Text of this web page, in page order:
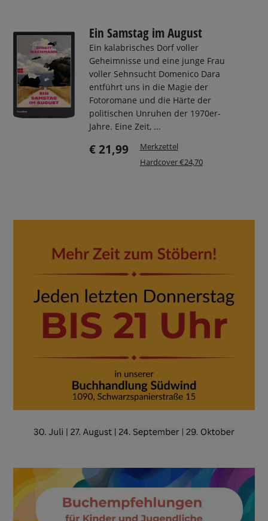
Ein Samstag im August
Ein kalabrisches Dorf voller
Geheimnisse und eine junge Frau
voller Sehnsucht Domenico Dara
entführt uns in die Magie der
Fotoromane und die Härte der
politischen Unruhen der 1970er-
Jahre. Eine Zeit, ...
€ 21,99
Merkzettel
Hardcover €24,70